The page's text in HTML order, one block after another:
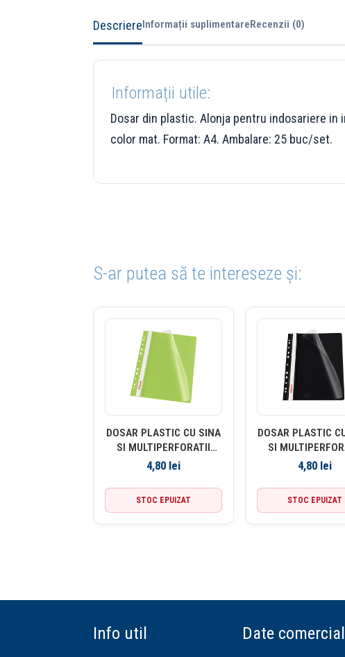
DescriereInformații suplimentareRecenzii (0)
Informații utile:
Dosar din plastic. Alonja pentru indosariere
color mat. Format: A4. Ambalare: 25 buc/set.
S-ar putea să te intereseze și:
DOSAR PLASTIC CU SINA
SI MULTIPERFORATII
VERDE ESSELTE
4,80 lei
STOC EPUIZAT
DOSAR PLASTIC
SI
NEGRU ESSELTE
4,80 lei
STOC EPUIZAT
Info util Date